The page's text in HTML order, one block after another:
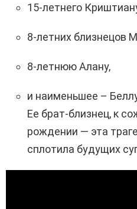
15-летнего
8-летних близнецов
8-летнюю Алану,
и наименьшее –
Ее брат-близнец, к
рождении — эта
сплотила будущих